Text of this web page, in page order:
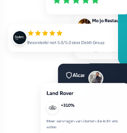
Land Rover
+310%
Meer aanvragen van klanten die écht iets
willen.
LOKALE ZICHTBAARHEID DEN
+280%
Alcanside
AI-zichtbaarheid
Binnen weken verschenen we in
LocalClicks levert
weten wat werkt
bedrijven die
I. Turkmenoglu